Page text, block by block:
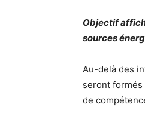
Objectif
sources
Au-delà des
seront
de